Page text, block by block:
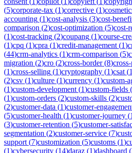
(5)corporate-tax (1)corrective (1)
accounting (1)cost-analysis (3)cost-
comparison (2)cost-optimization (5)cost-
(1)cost-tracking (2)coupang (1)course-
(1)cpq (1)cpra (1)credit-management (1)
(44)crm-analytics (1)crm-comparison (5)
migration (2)cro (2)cross-border(8)
(1)cross-selling (1)cryptography (1)csat (1
(2)csv (1)culture (1)currency (1)custom-
(1)custom-development (1)custom-fields (
(1)custom-orders (2)custom-skills (2)
(2)customer-data (1)customer-
(5)customer-health (1)customer-journey (1
(3)customer-retention (5)customer-
segmentation (2)customer-service (7)
support (7)customization (5)customs (1)
(1)cybersecurity (14)daraz (1)dashboard (